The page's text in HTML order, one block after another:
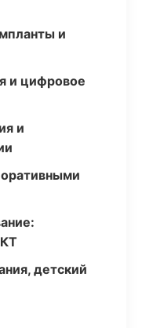
и
и цифровое
и
детский